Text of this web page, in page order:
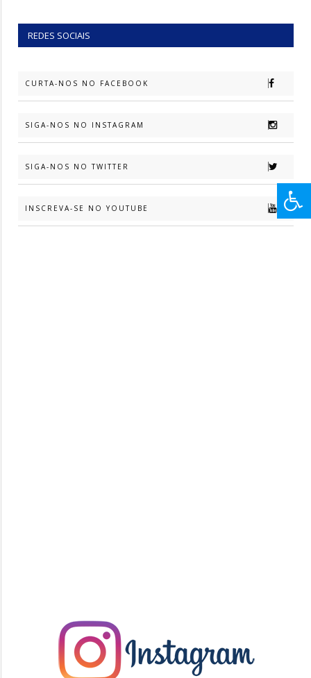
REDES SOCIAIS
CURTA-NOS NO FACEBOOK
SIGA-NOS NO INSTAGRAM
SIGA-NOS NO TWITTER
INSCREVA-SE NO YOUTUBE